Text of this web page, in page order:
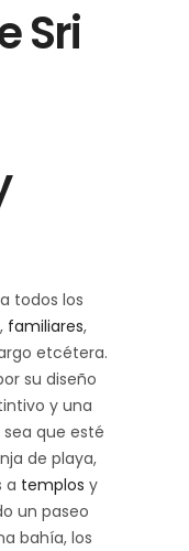
Sri
todos los
, familiares,
etcétera.
su diseño
y una
que esté
de playa,
a templos y
un paseo
bahía, los